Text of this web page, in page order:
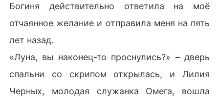
Богиня действительно ответила на моё
отчаянное желание и отправила меня на пять
лет назад.
«Луна, вы наконец-то проснулись?» – дверь
спальни со скрипом открылась, и Лилия
Черных, молодая служанка Омега, вошла